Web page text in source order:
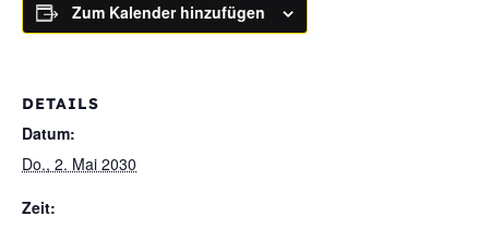
Zum Kalender hinzufügen
DETAILS
Datum:
Do., 2. Mai 2030
Zeit: